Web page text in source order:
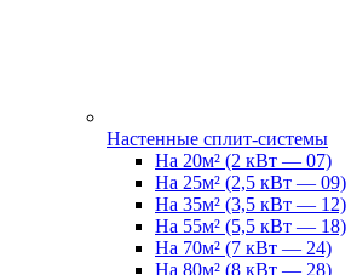
Настенные сплит-системы
На 20м² (2 кВт — 07)
На 25м² (2,5 кВт — 09)
На 35м² (3,5 кВт — 12)
На 55м² (5,5 кВт — 18)
На 70м² (7 кВт — 24)
На 80м² (8 кВт — 28)